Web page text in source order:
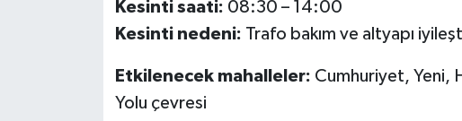
Kesinti saati: 08:30 – 14:00
Kesinti nedeni: Trafo bakım ve altyapı
Etkilenecek mahalleler: Cumhuriyet, Yeni,
Yolu çevresi